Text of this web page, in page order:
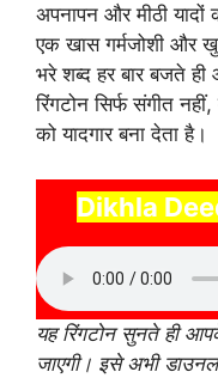
अपनापन और मीठी
एक खास गर्मजोशी और
भरे शब्द हर बार बजते
रिंगटोन सिर्फ संगीत
को यादगार बना देता है।
Dikhla
यह रिंगटोन सुनते ही
जाएगी। इसे अभी